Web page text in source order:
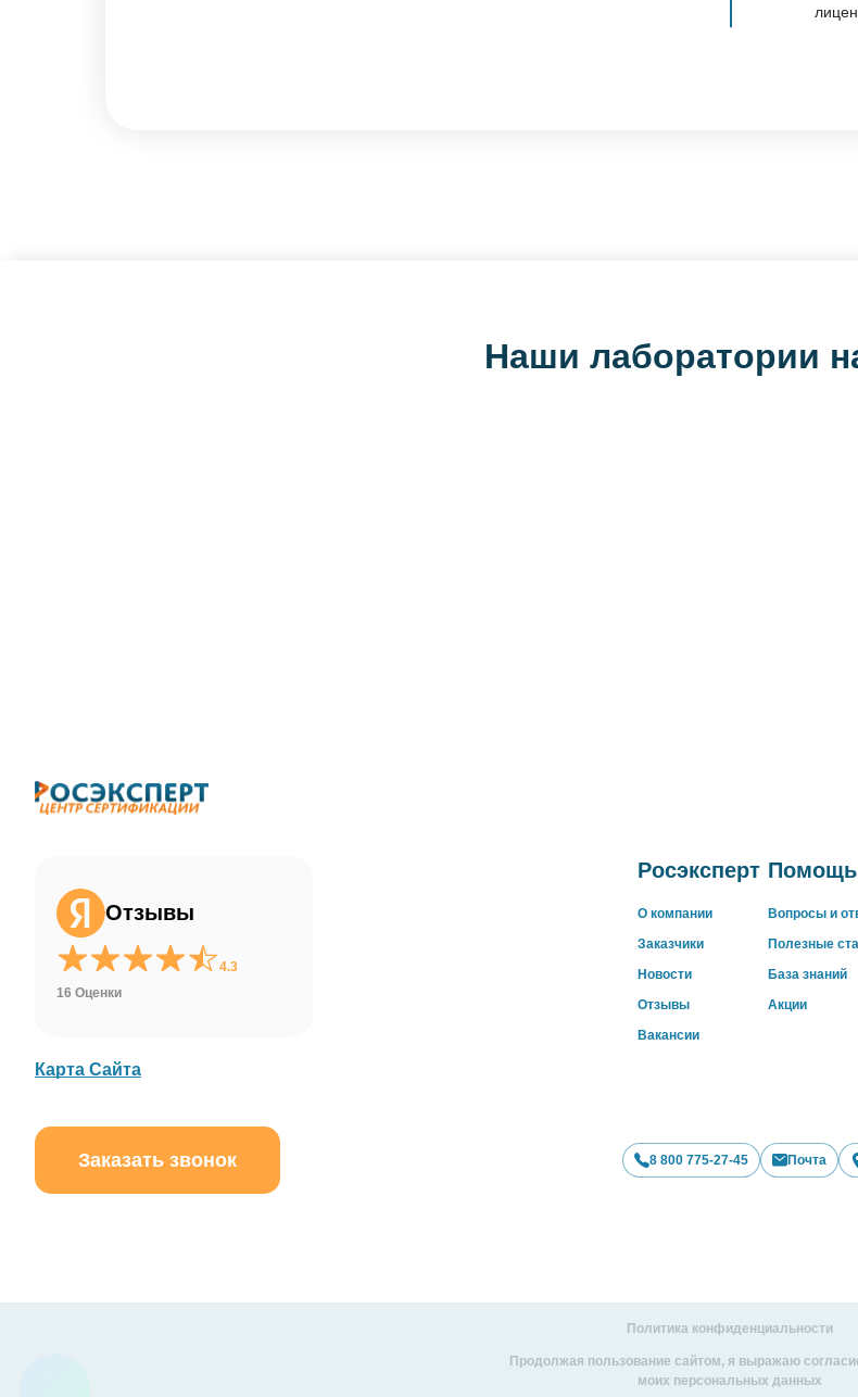
Наши лаборатории
Отзывы
4.3
16 Оценки
Росэксперт
О компании
Заказчики
Новости
Отзывы
Вакансии
Помощь
Вопросы и
Полезные
База знаний
Акции
Карта Сайта
Заказать звонок 8 800 775-27-45 Почта
Политика конфиденциальности
Продолжая пользование сайтом, я выражаю
моих персональных данных
WhatsApp